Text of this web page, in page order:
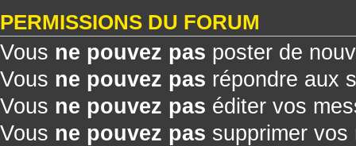
PERMISSIONS DU FORUM
Vous ne pouvez pas poster de
Vous ne pouvez pas répondre aux
Vous ne pouvez pas éditer vos
Vous ne pouvez pas supprimer vos